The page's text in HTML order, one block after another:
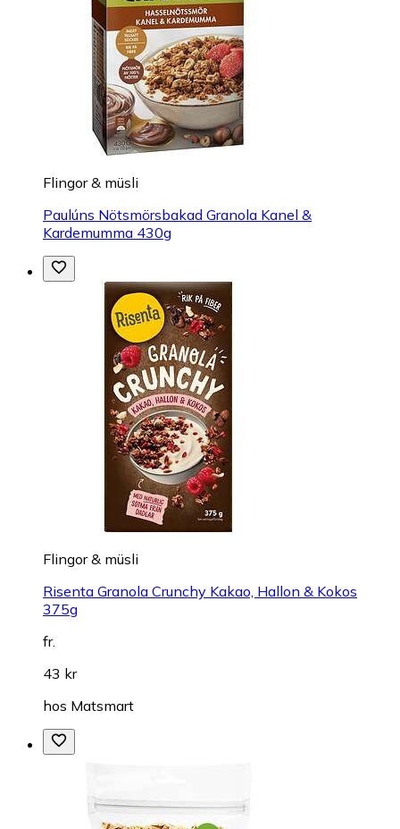
Flingor & müsli
Paulúns Nötsmörsbakad Granola Kanel &
Kardemumma 430g
Flingor & müsli
Risenta Granola Crunchy Kakao, Hallon & Kokos
375g
fr.
43 kr
hos Matsmart